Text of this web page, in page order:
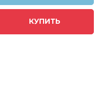
КУПИТЬ